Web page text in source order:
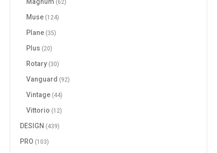
(62)
Muse (124)
Plane (35)
Plus (20)
Rotary (30)
Vanguard (92)
Vintage (44)
Vittorio (12)
DESIGN (439)
PRO (103)